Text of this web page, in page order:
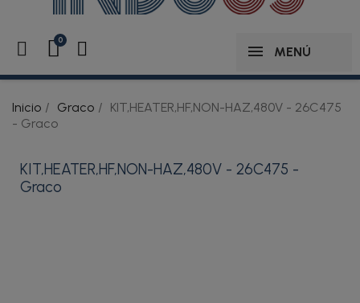
MENÚ
Inicio Graco
KIT,HEATER,HF,NON-HAZ,480V - 26C475
- Graco
KIT,HEATER,HF,NON-HAZ,480V - 26C475 -
Graco